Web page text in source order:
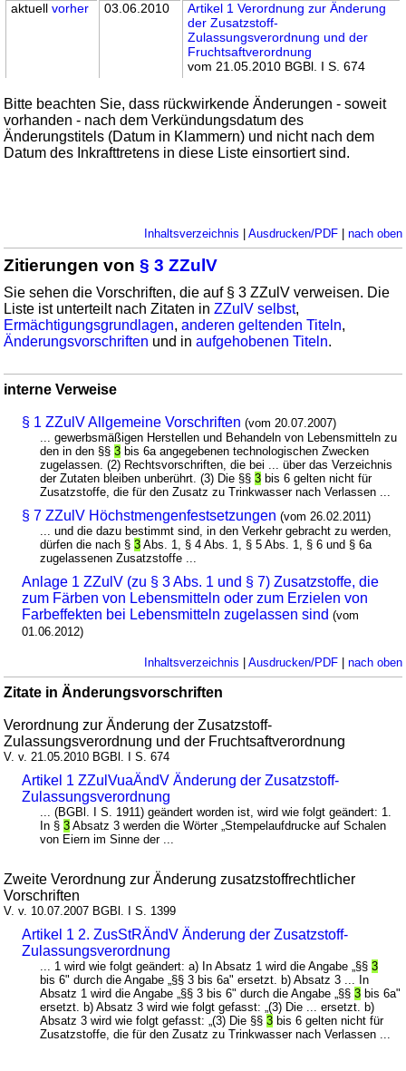
aktuellvorher 03.06.2010
Artikel 1 Verordnung zur Änderung
der Zusatzstoff-
Zulassungsverordnung und der
Fruchtsaftverordnung
vom 21.05.2010 BGBl. I S. 674
Bitte beachten Sie, dass rückwirkende Änderungen - soweit
vorhanden - nach dem Verkündungsdatum des
Änderungstitels (Datum in Klammern) und nicht nach dem
Datum des Inkrafttretens in diese Liste einsortiert sind.
Inhaltsverzeichnis Ausdrucken/PDF| nach oben
Zitierungen von§ 3 ZZulV
Sie sehen die Vorschriften, die auf § 3 ZZulV verweisen. Die
Liste ist unterteilt nach Zitaten inZZulV selbst,
Ermächtigungsgrundlagen,anderen geltenden Titeln,
Änderungsvorschriften und inaufgehobenen Titeln.
interne Verweise
§ 1 ZZulV Allgemeine Vorschriften (vom 20.07.2007)
... gewerbsmäßigen Herstellen und Behandeln von Lebensmitteln zu
den in den §§3 bis 6a angegebenen technologischen Zwecken
zugelassen. (2) Rechtsvorschriften, die bei ... über das Verzeichnis
der Zutaten bleiben unberührt. (3) Die §§3 bis 6 gelten nicht für
Zusatzstoffe, die für den Zusatz zu Trinkwasser nach Verlassen ...
§ 7 ZZulV Höchstmengenfestsetzungen (vom 26.02.2011)
... und die dazu bestimmt sind, in den Verkehr gebracht zu werden,
dürfen die nach §3 Abs. 1, § 4 Abs. 1, § 5 Abs. 1, § 6 und § 6a
zugelassenen Zusatzstoffe ...
Anlage 1 ZZulV (zu § 3 Abs. 1 und § 7) Zusatzstoffe, die
zum Färben von Lebensmitteln oder zum Erzielen von
Farbeffekten bei Lebensmitteln zugelassen sind (vom
01.06.2012)
Inhaltsverzeichnis Ausdrucken/PDF| nach oben
Zitate in Änderungsvorschriften
Verordnung zur Änderung der Zusatzstoff-
Zulassungsverordnung und der Fruchtsaftverordnung
V. v. 21.05.2010 BGBl. I S. 674
Artikel 1 ZZulVuaÄndV Änderung der Zusatzstoff-
Zulassungsverordnung
... (BGBl. I S. 1911) geändert worden ist, wird wie folgt geändert: 1.
In §3 Absatz 3 werden die Wörter „Stempelaufdrucke auf Schalen
von Eiern im Sinne der ...
Zweite Verordnung zur Änderung zusatzstoffrechtlicher
Vorschriften
V. v. 10.07.2007 BGBl. I S. 1399
Artikel 1 2. ZusStRÄndV Änderung der Zusatzstoff-
Zulassungsverordnung
... 1 wird wie folgt geändert: a) In Absatz 1 wird die Angabe „§§3
bis 6" durch die Angabe „§§ 3 bis 6a" ersetzt. b) Absatz 3 ... In
Absatz 1 wird die Angabe „§§ 3 bis 6" durch die Angabe „§§3 bis 6a"
ersetzt. b) Absatz 3 wird wie folgt gefasst: „(3) Die ... ersetzt. b)
Absatz 3 wird wie folgt gefasst: „(3) Die §§3 bis 6 gelten nicht für
Zusatzstoffe, die für den Zusatz zu Trinkwasser nach Verlassen ...